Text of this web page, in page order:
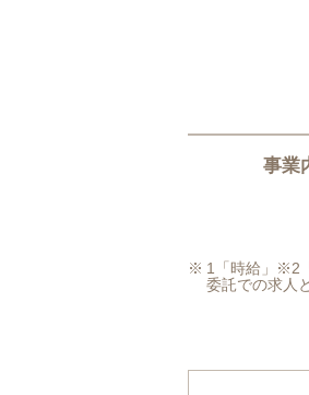
事業
1「時給」※2
委託での求人